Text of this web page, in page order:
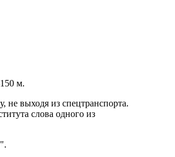
м.
не выходя из спецтранспорта.
слова одного из